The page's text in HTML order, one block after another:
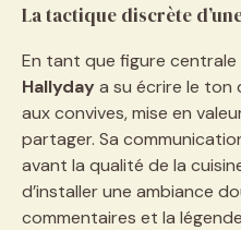
La tactique discrète
En tant que figure centrale
Hallydaya su écrire le ton
aux convives, mise en
partager. Sa
avant la qualité de la
d’installer une ambiance
commentaires et la